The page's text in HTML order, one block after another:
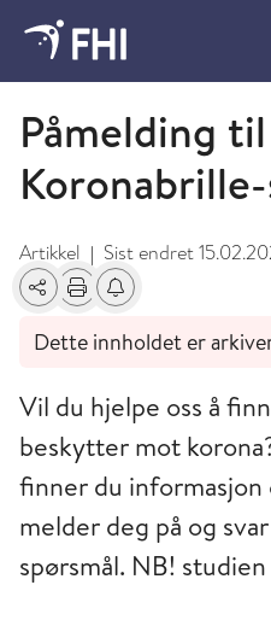
Koronaviruset - arkiverte
Påmelding til
Artikkel | Sist endret
Del Skriv utFå varsel om
Dette innholdet er
Vil du hjelpe oss å
beskytter mot
finner du informasjon
melder deg på og
spørsmål. NB!